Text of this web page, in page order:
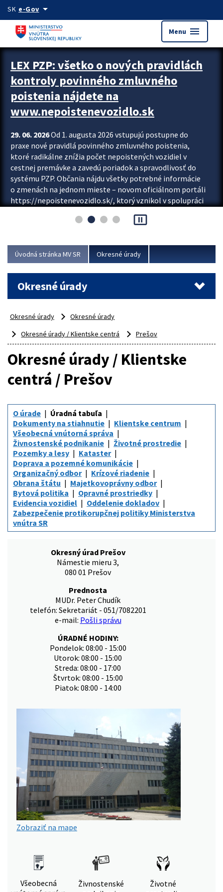
Preskocit na hlavný obsah
SK e-Govarrow_drop_down
Menu menu
Zastavit automatický posun upútavok
LEX PZP: všetko o nových pravidlách
kontroly povinného zmluvného
poistenia nájdete na
www.nepoistenevozidlo.sk
29. 06. 2026Od 1. augusta 2026 vstupujú postupne do
praxe nové pravidlá povinného zmluvného poistenia,
ktoré radikálne znížia počet nepoistených vozidiel v
cestnej premávke a zavedú poriadok a spravodlivosť do
systému PZP. Občania nájdu všetky potrebné informácie
o zmenách na jednom mieste – novom oficiálnom portáli
https://nepoistenevozidlo.sk/, ktorý vznikol v spolupráci
asociácie poisťovní (SLASPO) a Ministerstva vnútra SR.
Viac
pause_presentation
Úvodná stránka MV SR Okresné úrady
Okresné úrady
Okresné úrady
Okresné úrady
Okresné úrady / Klientske centrá
Prešov
Okresné úrady / Klientske
centrá / Prešov
O úrade
Úradná tabuľa
Dokumenty na stiahnutie
Klientske centrum
Všeobecná vnútorná správa
Živnostenské podnikanie
Životné prostredie
Pozemky a lesy
Kataster
Doprava a pozemné komunikácie
Organizačný odbor
Krízové riadenie
Obrana štátu
Majetkovoprávny odbor
Bytová politika
Opravné prostriedky
Evidencia vozidiel
Oddelenie dokladov
Zabezpečenie protikorupčnej politiky Ministerstva
vnútra SR
Okresný úrad Prešov
Námestie mieru 3,
080 01 Prešov
Prednosta
MUDr. Peter Chudík
telefón: Sekretariát - 051/7082201
e-mail: Pošli správu
ÚRADNÉ HODINY:
Pondelok: 08:00 - 15:00
Utorok: 08:00 - 15:00
Streda: 08:00 - 17:00
Štvrtok: 08:00 - 15:00
Piatok: 08:00 - 14:00
Zobraziť na mape
Všeobecná
Živnostenské
Životné